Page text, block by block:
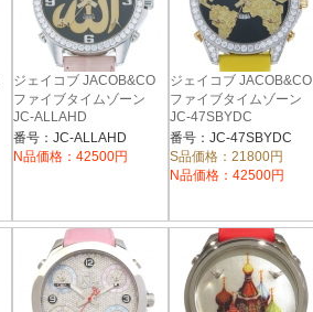
ジェイコブ JACOB&CO
ファイブタイムゾーン
JC-ALLAHD
番号：JC-ALLAHD
N品価格：42500円
ジェイコブ JACOB&CO
ファイブタイムゾーン
JC-47SBYDC
番号：JC-47SBYDC
S品価格：21800円
N品価格：42500円